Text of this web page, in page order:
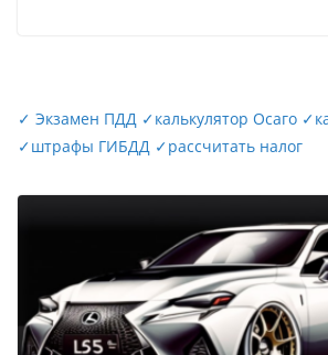
✓ Экзамен ПДД ✓калькулятор Осаго ✓
✓штрафы ГИБДД ✓рассчитать налог